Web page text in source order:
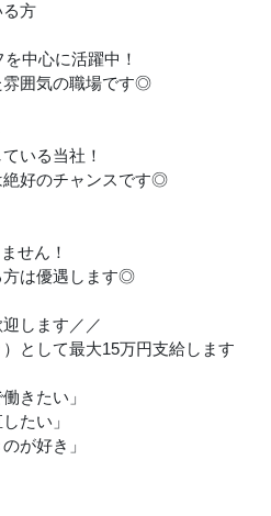
方
中心に活躍中！
雰囲気の職場です◎
いる当社！
絶好のチャンスです◎
せん！
方は優遇します◎
します／／
として最大15万円支給します
きたい」
たい」
が好き」